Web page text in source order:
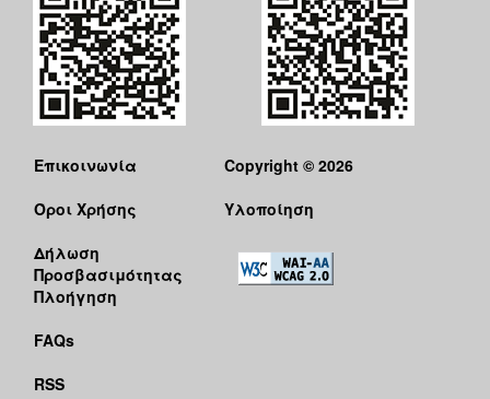
Επικοινωνία
Όροι Χρήσης
Δήλωση
Προσβασιμότητας
Πλοήγηση
FAQs
RSS
Copyright © 2026
Υλοποίηση